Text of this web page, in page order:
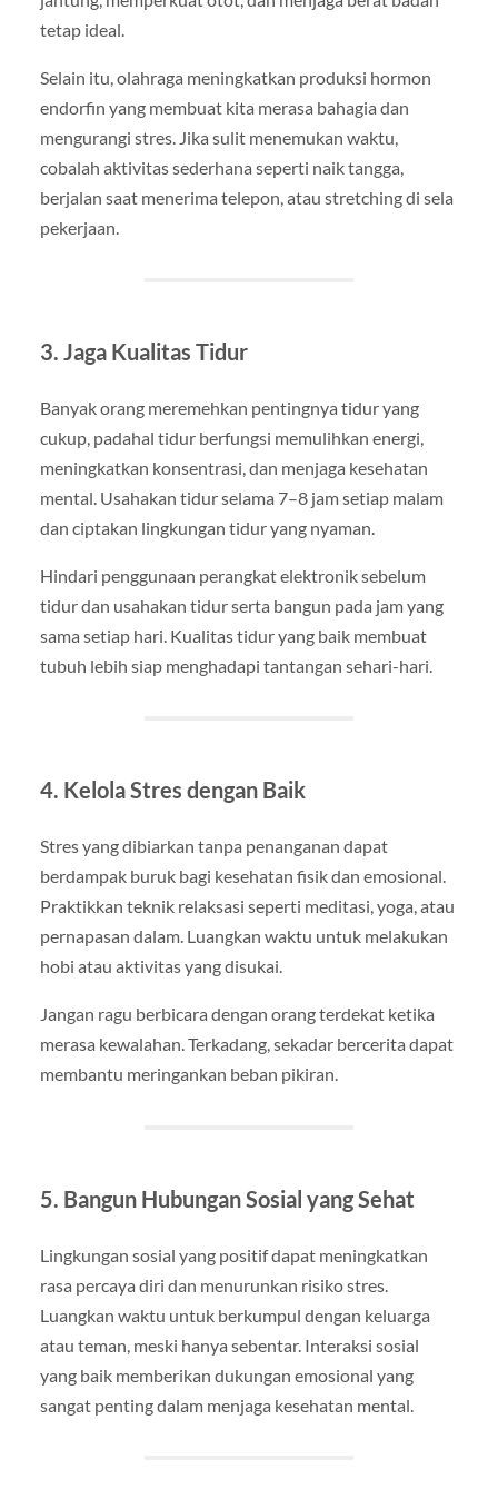
tetap ideal.
Selain itu, olahraga meningkatkan produksi hormon
endorfin yang membuat kita merasa bahagia dan
mengurangi stres. Jika sulit menemukan waktu,
cobalah aktivitas sederhana seperti naik tangga,
berjalan saat menerima telepon, atau stretching di sela
pekerjaan.
3. Jaga Kualitas Tidur
Banyak orang meremehkan pentingnya tidur yang
cukup, padahal tidur berfungsi memulihkan energi,
meningkatkan konsentrasi, dan menjaga kesehatan
mental. Usahakan tidur selama 7–8 jam setiap malam
dan ciptakan lingkungan tidur yang nyaman.
Hindari penggunaan perangkat elektronik sebelum
tidur dan usahakan tidur serta bangun pada jam yang
sama setiap hari. Kualitas tidur yang baik membuat
tubuh lebih siap menghadapi tantangan sehari-hari.
4. Kelola Stres dengan Baik
Stres yang dibiarkan tanpa penanganan dapat
berdampak buruk bagi kesehatan fisik dan emosional.
Praktikkan teknik relaksasi seperti meditasi, yoga, atau
pernapasan dalam. Luangkan waktu untuk melakukan
hobi atau aktivitas yang disukai.
Jangan ragu berbicara dengan orang terdekat ketika
merasa kewalahan. Terkadang, sekadar bercerita dapat
membantu meringankan beban pikiran.
5. Bangun Hubungan Sosial yang Sehat
Lingkungan sosial yang positif dapat meningkatkan
rasa percaya diri dan menurunkan risiko stres.
Luangkan waktu untuk berkumpul dengan keluarga
atau teman, meski hanya sebentar. Interaksi sosial
yang baik memberikan dukungan emosional yang
sangat penting dalam menjaga kesehatan mental.